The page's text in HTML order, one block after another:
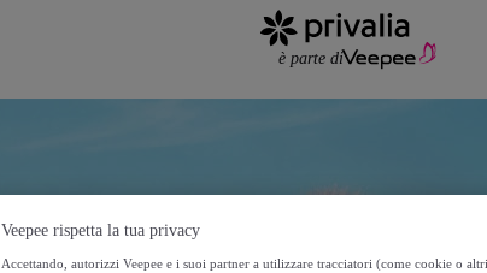
Veepee rispetta la tua privacy
Accettando, autorizzi Veepee e i suoi partner a utilizzare tracciatori (come cookie o